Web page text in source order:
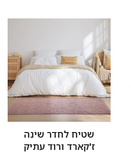
שטיח לחדר שינה
ז'קארד ורוד עתיק